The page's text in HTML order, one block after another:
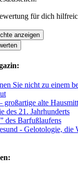
für dich
anzeigen
Sie nicht zu einem
alte
des 21. Jahrhunderts
des Barfußlaufens
- Gelotologie, die